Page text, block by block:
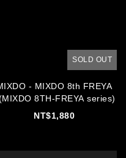
SOLD OUT
- MIXDO 8th FREYA
8TH-FREYA series)
NT$1,880